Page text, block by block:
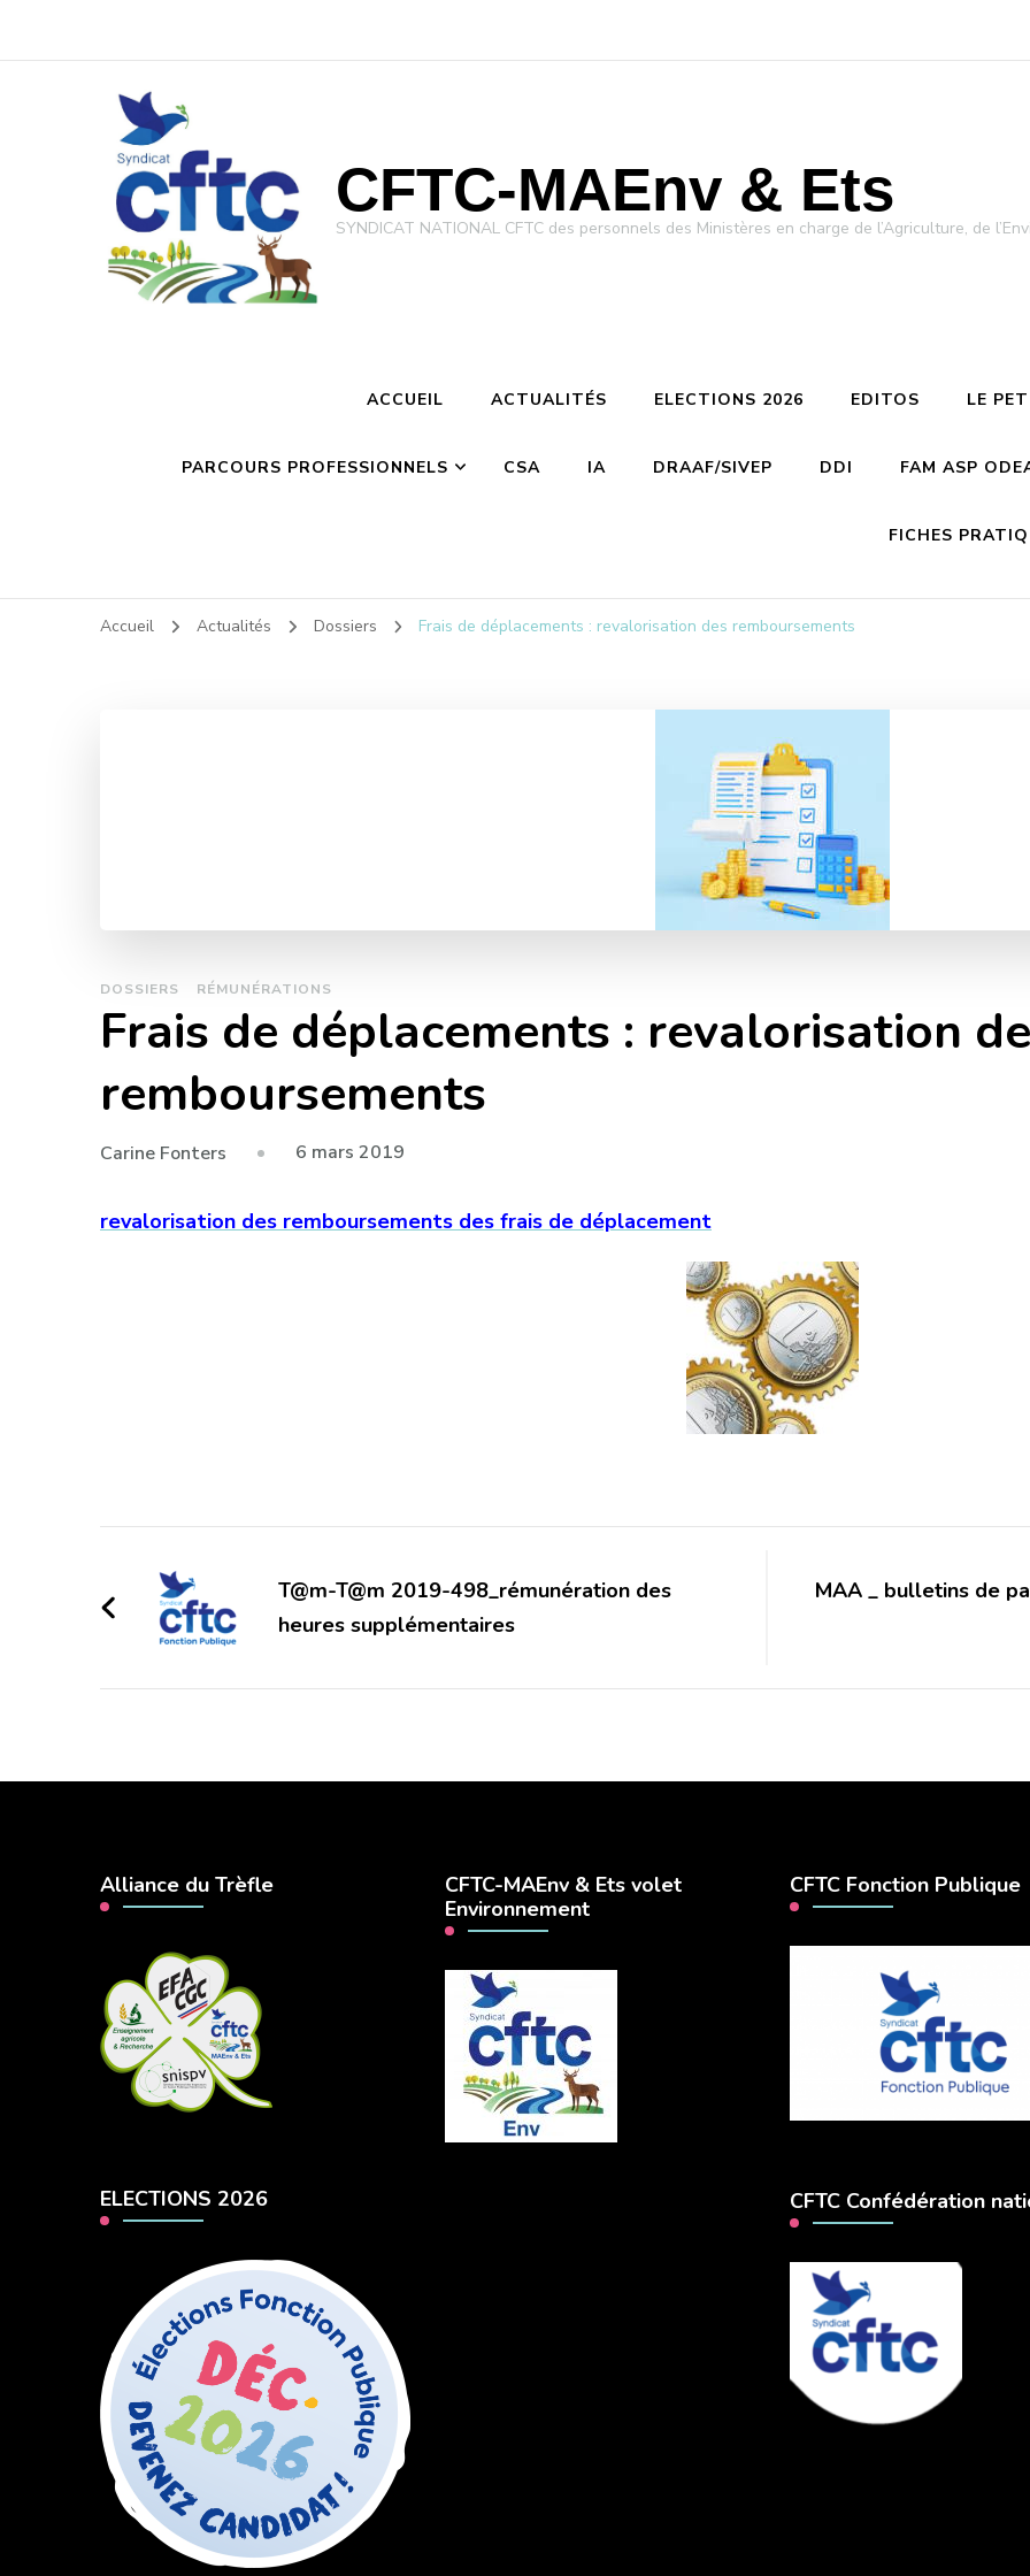
CFTC-MAEnv & Ets
SYNDICAT NATIONAL CFTC des personnels des Ministères en charge de l’Agriculture, de
ACCUEIL ACTUALITÉS ELECTIONS 2026 EDITOS LE
PARCOURS PROFESSIONNELS CSA IA DRAAF/SIVEP DDI FAM ASP
FICHES
Accueil Actualités Dossiers Frais de déplacements : revalorisation des remboursements
DOSSIERS RÉMUNÉRATIONS
Frais de déplacements : revalorisation
remboursements
Carine Fonters 6 mars 2019
revalorisation des remboursements des frais de déplacement
d'article
T@m-T@m 2019-498_rémunération des
heures supplémentaires
MAA _ bulletins de
Alliance du Trèfle
ELECTIONS 2026
CFTC-MAEnv & Ets volet
Environnement
CFTC Fonction Publique
CFTC Confédération